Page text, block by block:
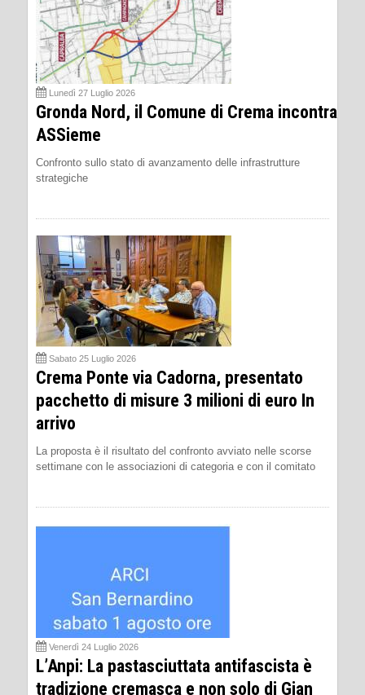
Lunedì 27 Luglio 2026
Gronda Nord, il Comune di Crema incontra
ASSieme
Confronto sullo stato di avanzamento delle infrastrutture
strategiche
Sabato 25 Luglio 2026
Crema Ponte via Cadorna, presentato
pacchetto di misure 3 milioni di euro In
arrivo
La proposta è il risultato del confronto avviato nelle scorse
settimane con le associazioni di categoria e con il comitato
Venerdì 24 Luglio 2026
L’Anpi: La pastasciuttata antifascista è
tradizione cremasca e non solo di Gian